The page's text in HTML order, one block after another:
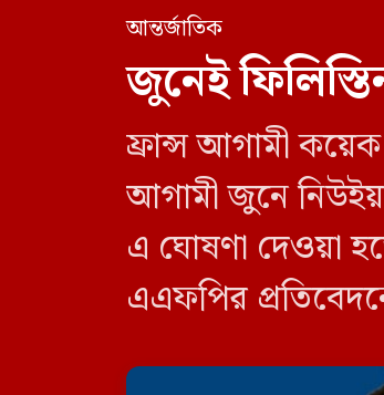
আন্তর্জাতিক
জুনেই
ফ্রান্স আগামী কয়েক
আগামী জুনে
এ ঘোষণা দেওয়া
এএফপির